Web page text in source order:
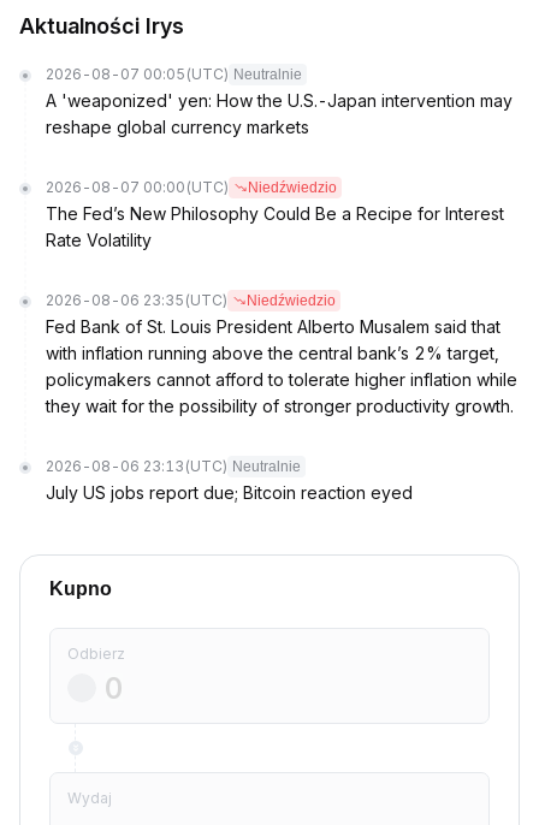
Aktualności Irys
2026-08-07 00:05 (UTC) Neutralnie
A 'weaponized' yen: How the U.S.-Japan intervention may
reshape global currency markets
2026-08-07 00:00 (UTC) Niedźwiedzio
The Fed’s New Philosophy Could Be a Recipe for Interest
Rate Volatility
2026-08-06 23:35 (UTC) Niedźwiedzio
Fed Bank of St. Louis President Alberto Musalem said that
with inflation running above the central bank’s 2% target,
policymakers cannot afford to tolerate higher inflation while
they wait for the possibility of stronger productivity growth.
2026-08-06 23:13 (UTC) Neutralnie
July US jobs report due; Bitcoin reaction eyed
Kupno
Odbierz
Wydaj